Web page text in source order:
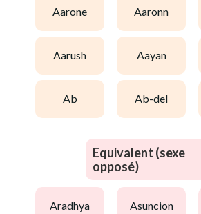
aarone aaronn
aarush aayan
ab ab-del
Equivalent (sexe
opposé)
aradhya asuncion